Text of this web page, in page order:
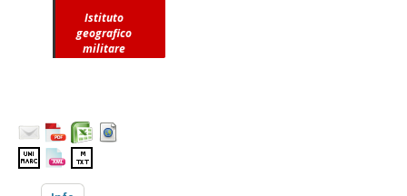
Istituto
geografico
militare